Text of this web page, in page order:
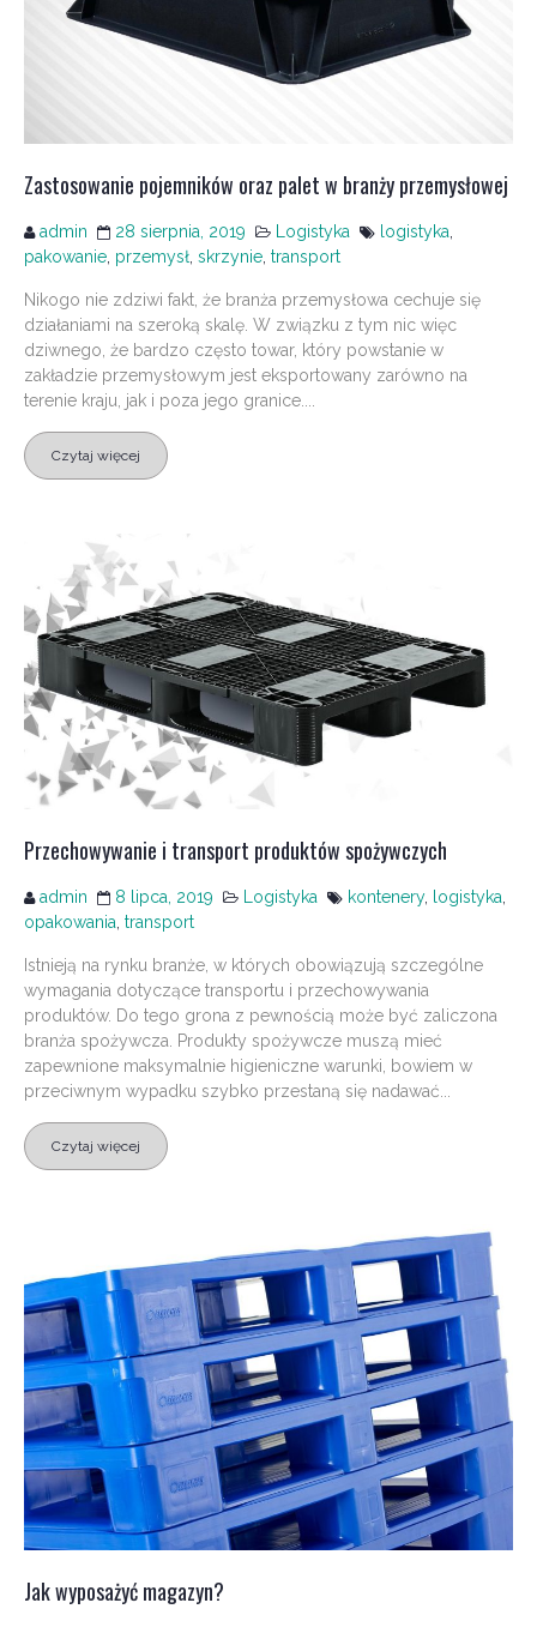
Zastosowanie pojemników oraz palet w branży przemysłowej
admin 28 sierpnia, 2019 Logistyka logistyka,
pakowanie, przemysł, skrzynie, transport
Nikogo nie zdziwi fakt, że branża przemysłowa cechuje się
działaniami na szeroką skalę. W związku z tym nic więc
dziwnego, że bardzo często towar, który powstanie w
zakładzie przemysłowym jest eksportowany zarówno na
terenie kraju, jak i poza jego granice....
Czytaj więcej
Przechowywanie i transport produktów spożywczych
admin 8 lipca, 2019 Logistyka kontenery, logistyka
opakowania transport
Istnieją na rynku branże, w których obowiązują szczególne
wymagania dotyczące transportu i przechowywania
produktów. Do tego grona z pewnością może być zaliczona
branża spożywcza. Produkty spożywcze muszą mieć
zapewnione maksymalnie higieniczne warunki, bowiem w
przeciwnym wypadku szybko przestaną się nadawać...
Czytaj więcej
Jak wyposażyć magazyn?